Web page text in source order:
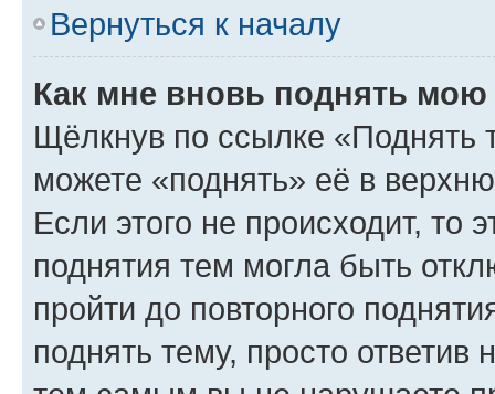
Вернуться к началу
Как мне вновь поднять мою
Щёлкнув по ссылке «Поднять
можете «поднять» её в
Если этого не происходит, то
поднятия тем могла быть
пройти до повторного
поднять тему, просто ответив